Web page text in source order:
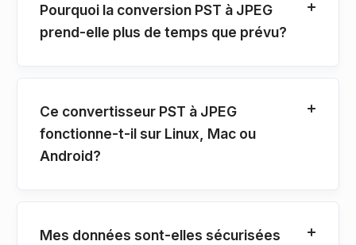
Pourquoi la conversion PST à JPEG
prend-elle plus de temps que prévu?
Ce convertisseur PST à JPEG
fonctionne-t-il sur Linux, Mac ou
Android?
Mes données sont-elles sécurisées